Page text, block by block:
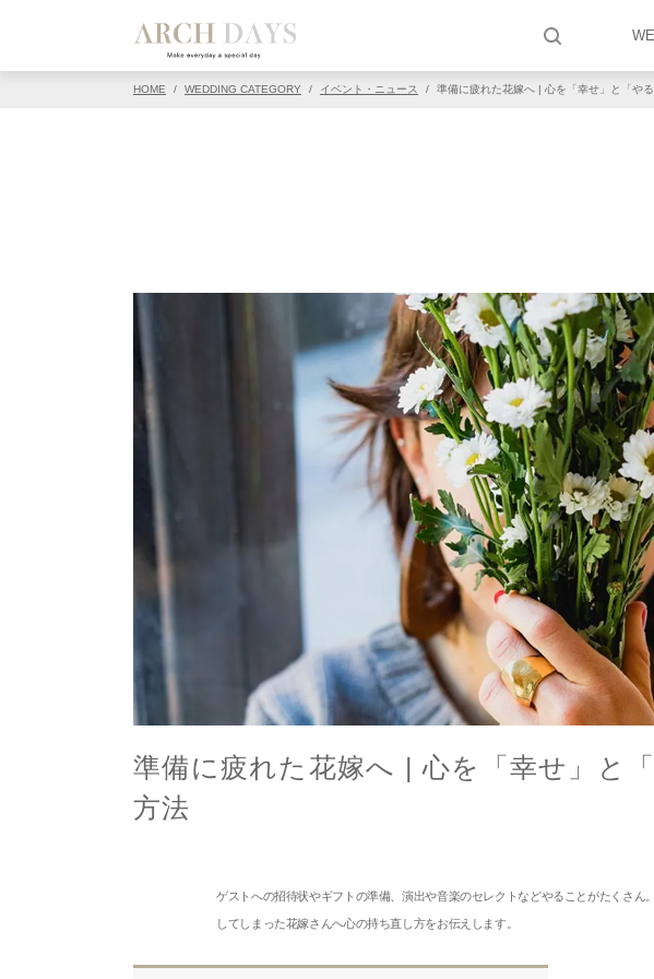
HOME / WEDDING CATEGORY / イベント・ニュース / 準備に疲れた花嫁へ | 心を「幸せ」と「や
準備に疲れた花嫁へ | 心を「幸せ」と
方法
ゲストへの招待状やギフトの準備、演出や音楽のセレクトなどやることがたくさん
してしまった花嫁さんへ心の持ち直し方をお伝えします。